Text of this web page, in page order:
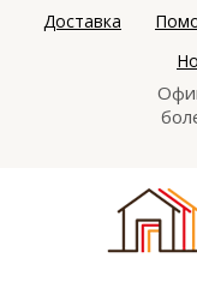
Доставка